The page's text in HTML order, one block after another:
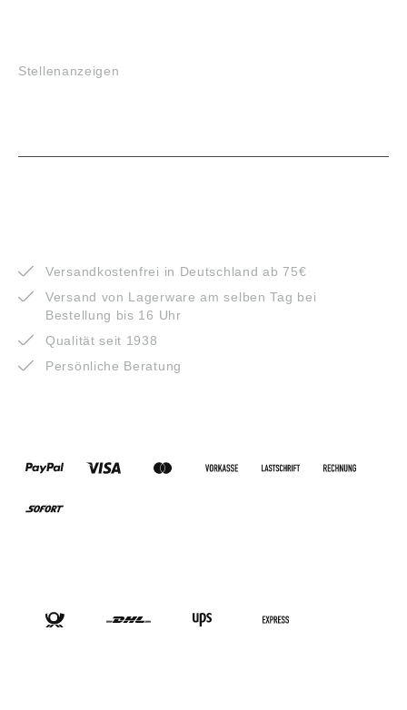
Stellenanzeigen
Versandkostenfrei in Deutschland ab 75€
Versand von Lagerware am selben Tag bei
Bestellung bis 16 Uhr
Qualität seit 1938
Persönliche Beratung